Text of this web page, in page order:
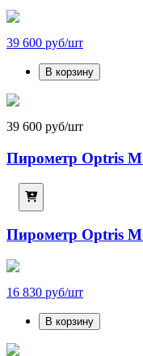
39 600 руб/шт
В корзину
39 600 руб/шт
Пирометр Optris
Пирометр Optris
16 830 руб/шт
В корзину